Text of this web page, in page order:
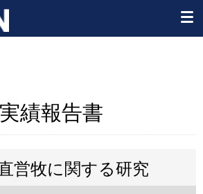
績報告書
営牧に関する研究